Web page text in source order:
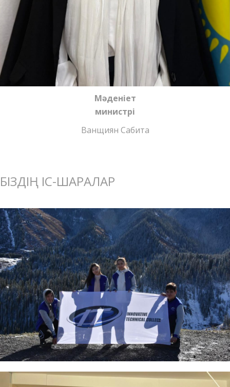
Мәденіет
министрі
Ванщиян Сабита
БІЗДІҢ ІС-ШАРАЛАР